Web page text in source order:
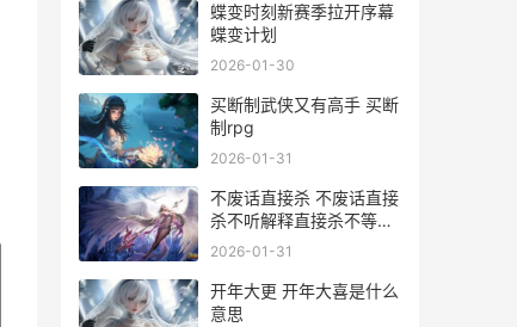
蝶变时刻新赛季拉开序幕
蝶变计划
2026-01-30
买断制武侠又有高手 买断
制rpg
2026-01-31
不废话直接杀 不废话直接
杀不听解释直接杀不等说
话直接杀
2026-01-31
开年大更 开年大喜是什么
意思